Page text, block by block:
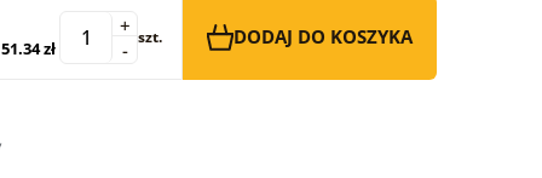
51.34 zł -
+ szt. DODAJ DO KOSZYKA